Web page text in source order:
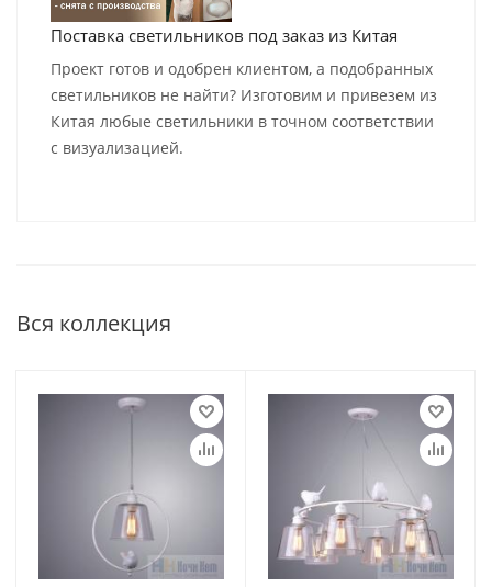
Поставка светильников под заказ из Китая
Проект готов и одобрен клиентом, а подобранных
светильников не найти? Изготовим и привезем из
Китая любые светильники в точном соответствии
с визуализацией.
Вся коллекция